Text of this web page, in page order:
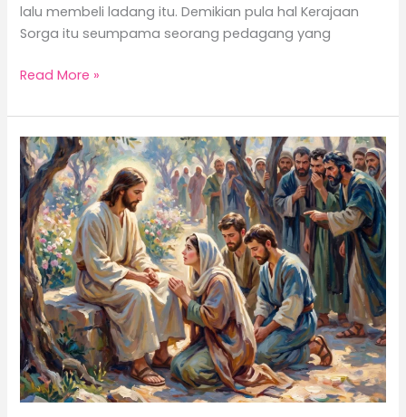
lalu membeli ladang itu. Demikian pula hal Kerajaan
Sorga itu seumpama seorang pedagang yang
Read More »
Camino
de
Santiago,
Jalan
Santo
Yakobus